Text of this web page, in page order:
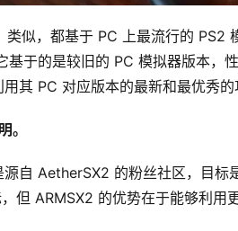
似，都基于 PC 上最流行的 PS2
于的是较旧的 PC 模拟器版本，
其 PC 对应版本的最新和最优秀的
。
自 AetherSX2 的粉丝社区，目标
但 ARMSX2 的优势在于能够利用